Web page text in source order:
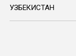
УЗБЕКИСТАН